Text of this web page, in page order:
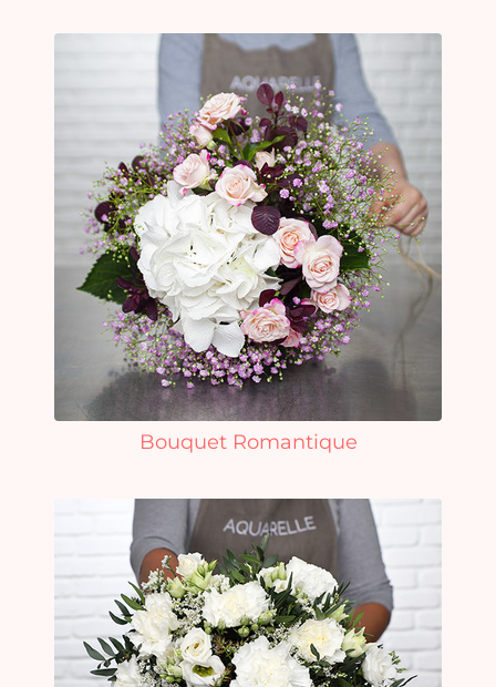
Bouquet Romantique